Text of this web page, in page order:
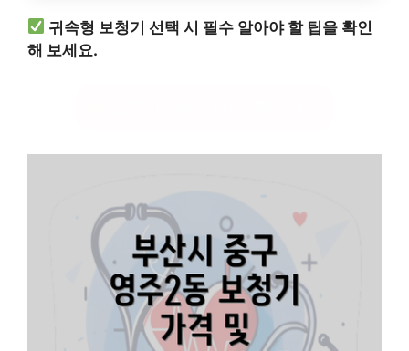
귀속형 보청기 선택 시 필수 알아야 할 팁을 확인
해 보세요.